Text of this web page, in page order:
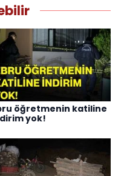
öğretmenin katiline
yok!